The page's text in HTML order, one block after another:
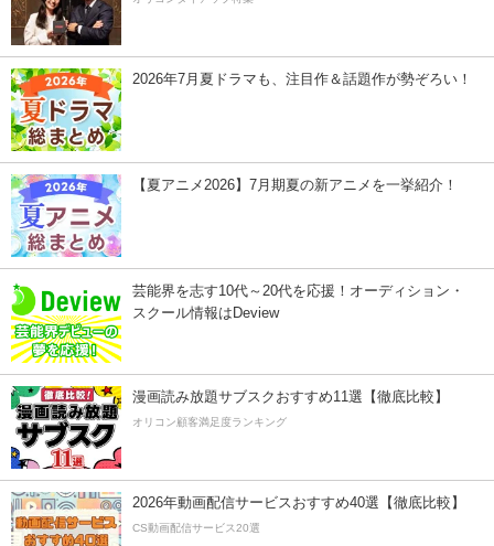
2026年7月夏ドラマも、注目作＆話題作が勢ぞろい！
【夏アニメ2026】7月期夏の新アニメを一挙紹介！
芸能界を志す10代～20代を応援！オーディション・
スクール情報はDeview
漫画読み放題サブスクおすすめ11選【徹底比較】
オリコン顧客満足度ランキング
2026年動画配信サービスおすすめ40選【徹底比較】
CS動画配信サービス20選